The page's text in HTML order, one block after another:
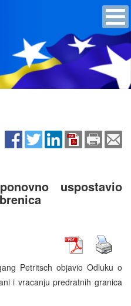
uspostavio
Petritsch objavio Odluku o
i vracanju predratnih granica